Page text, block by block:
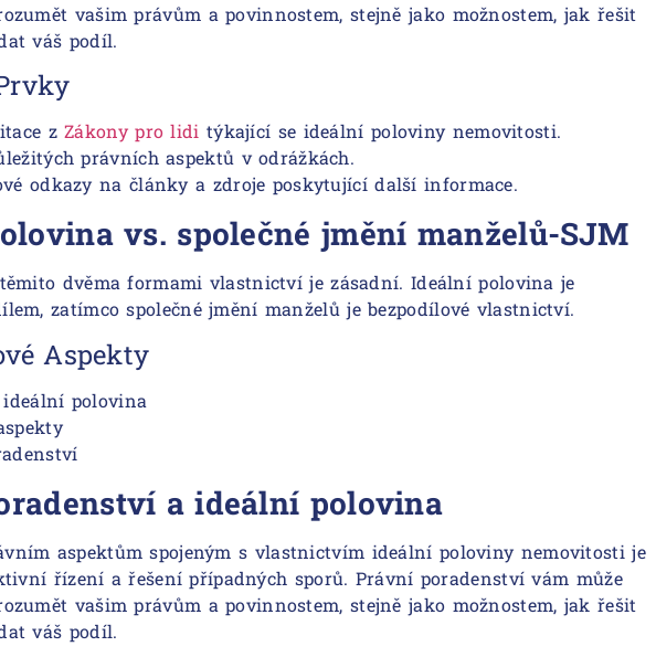
vašim právům a povinnostem, stejně jako možnostem, jak řešit
váš podíl.
z Zákony pro lidi týkající se ideální poloviny nemovitosti.
právních aspektů v odrážkách.
odkazy na články a zdroje poskytující další informace.
vs. společné jmění manželů-SJM
dvěma formami vlastnictví je zásadní. Ideální polovina je
zatímco společné jmění manželů je bezpodílové vlastnictví.
Aspekty
polovina
a ideální polovina
aspektům spojeným s vlastnictvím ideální poloviny nemovitosti je
řízení a řešení případných sporů. Právní poradenství vám může
vašim právům a povinnostem, stejně jako možnostem, jak řešit
váš podíl.